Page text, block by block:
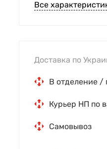
Доставка по
В отделение /
Курьер НП по
Самовывоз
Все